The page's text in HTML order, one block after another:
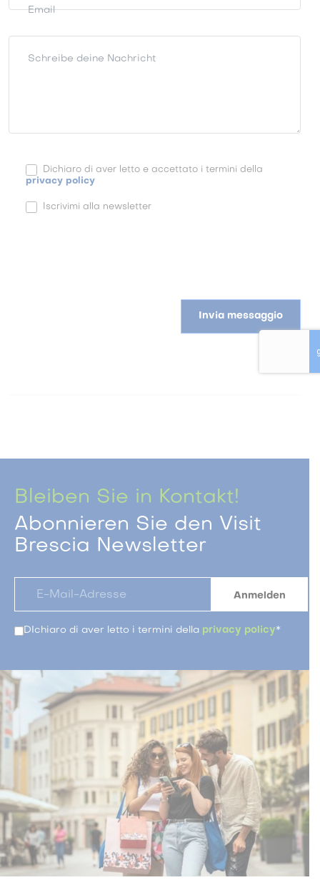
Email
Schreibe deine Nachricht
Dichiaro di aver letto e accettato i termini della
privacy policy
Iscrivimi alla newsletter
Invia messaggio
Bleiben Sie in Kontakt!
Abonnieren Sie den Visit
Brescia Newsletter
DIchiaro di aver letto i termini della privacy policy*